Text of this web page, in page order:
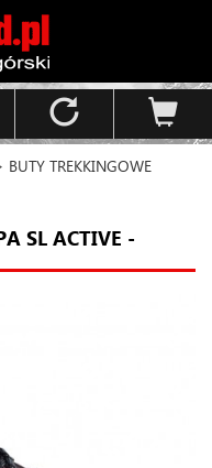
BUTY TREKKINGOWE
SL ACTIVE -